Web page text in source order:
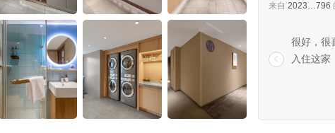
来自 2023…796

很好，很
入住这家